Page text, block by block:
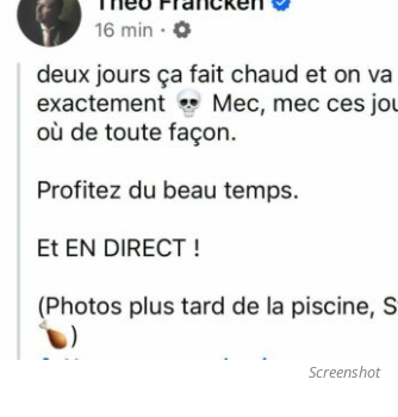
Screenshot